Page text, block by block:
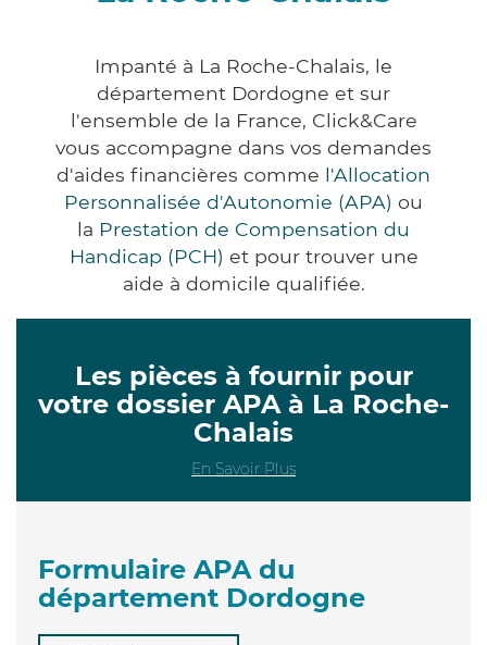
Impanté à La Roche-Chalais, le
département Dordogne et sur
l'ensemble de la France, Click&Care
vous accompagne dans vos demandes
d'aides financières comme l'Allocation
Personnalisée d'Autonomie (APA) ou
la Prestation de Compensation du
Handicap (PCH) et pour trouver une
aide à domicile qualifiée.
Les pièces à fournir pour
votre dossier APA à La Roche-
Chalais
En Savoir Plus
Formulaire APA du
département Dordogne